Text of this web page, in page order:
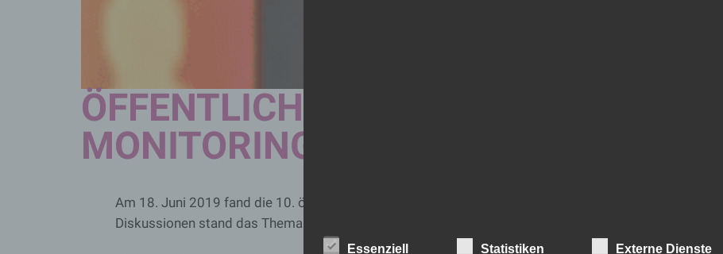
ÖFFENTLICHE SITZUNG DES TIROLER
MONITORING-AUSSCHUSSES
Am 18. Juni 2019 fand die 10. öffentliche Sitzung des Tiroler Monitoring-Ausschusses statt. Im
Diskussionen stand das Thema „Wohnen – wie wird Tirol barrierefrei“.
Essenziell Statistiken Externe Dienste